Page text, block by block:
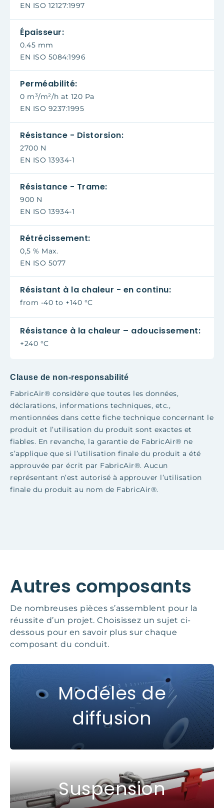
EN ISO 12127:1997
Épaisseur:
0.45 mm
EN ISO 5084:1996
Perméabilité:
0 m³/m²/h at 120 Pa
EN ISO 9237:1995
Résistance - Distorsion:
2700 N
EN ISO 13934-1
Résistance - Trame:
900 N
EN ISO 13934-1
Rétrécissement:
0,5 % Max.
EN ISO 5077
Résistant à la chaleur - en continu:
from -40 to +140 °C
Résistance à la chaleur – adoucissement:
+240 °C
Clause de non-responsabilité
FabricAir® considère que toutes les données,
déclarations, informations techniques, etc.,
mentionnées dans cette fiche technique concernant le
produit et l’utilisation du produit sont exactes et
fiables. En revanche, la garantie de FabricAir® ne
s’applique que si l’utilisation finale du produit a été
approuvée par écrit par FabricAir®. Aucun
représentant n’est autorisé à approuver l’utilisation
finale du produit au nom de FabricAir®.
Autres composants
De nombreuses pièces s’assemblent pour la
réussite d’un projet. Choisissez un sujet ci-
dessous pour en savoir plus sur chaque
composant du conduit.
Modéles de
diffusion
Suspension